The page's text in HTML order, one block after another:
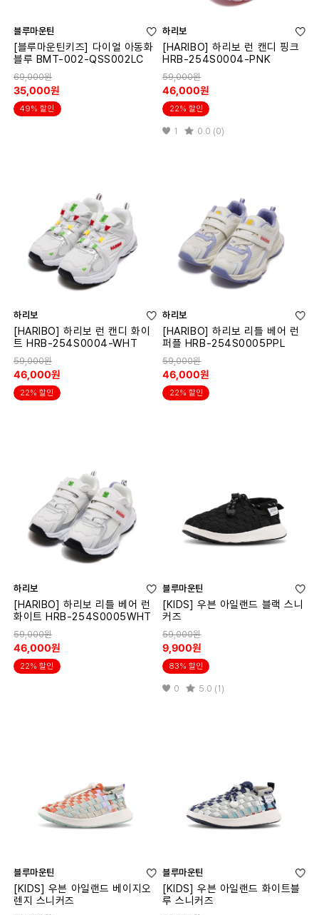
블루마운틴
[블루마운틴키즈] 다이얼 아동화
블루 BMT-002-QSS002LC
69,000원
35,000원
49% 할인
하리보
[HARIBO] 하리보 런 캔디 핑크
HRB-254S0004-PNK
59,000원
46,000원
22% 할인
1 0.0 (0)
하리보
[HARIBO] 하리보 런 캔디 화이
트 HRB-254S0004-WHT
59,000원
46,000원
22% 할인
하리보
[HARIBO] 하리보 리틀 베어 런
퍼플 HRB-254S0005PPL
59,000원
46,000원
22% 할인
하리보
[HARIBO] 하리보 리틀 베어 런
화이트 HRB-254S0005WHT
59,000원
46,000원
22% 할인
블루마운틴
[KIDS] 우븐 아일랜드 블랙 스니
커즈
59,000원
9,900원
83% 할인
0 5.0 (1)
블루마운틴
[KIDS] 우븐 아일랜드 베이지오
렌지 스니커즈
블루마운틴
[KIDS] 우븐 아일랜드 화이트블
루 스니커즈